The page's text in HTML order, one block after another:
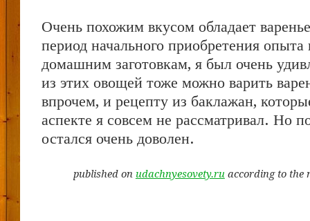
Очень похожим вкусом обладает
период начального приобретения
домашним заготовкам, я был очень
из этих овощей тоже можно варить
впрочем, и рецепту из баклажан,
аспекте я совсем не рассматривал. Но
остался очень доволен.
published on udachnyesovety.ruaccording to the